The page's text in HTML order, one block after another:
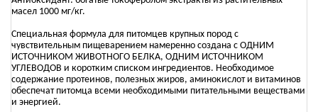
масел 1000 мг/кг.
Специальная формула для питомцев крупных пород с
чувствительным пищеварением намеренно создана с ОДНИМ
ИСТОЧНИКОМ ЖИВОТНОГО БЕЛКА, ОДНИМ ИСТОЧНИКОМ
УГЛЕВОДОВ и коротким списком ингредиентов. Необходимое
содержание протеинов, полезных жиров, аминокислот и витаминов
обеспечат питомца всеми необходимыми питательными веществами
и энергией.